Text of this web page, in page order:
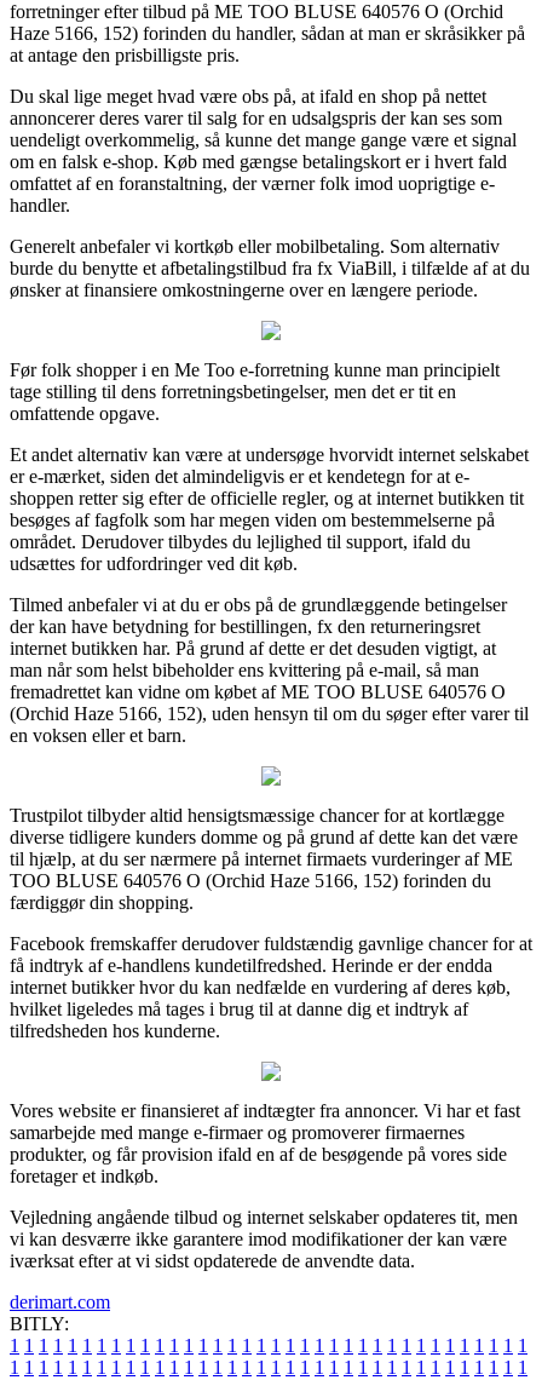
forretninger efter tilbud på ME TOO BLUSE 640576 O (Orchid
Haze 5166, 152) forinden du handler, sådan at man er skråsikker på
at antage den prisbilligste pris.
Du skal lige meget hvad være obs på, at ifald en shop på nettet
annoncerer deres varer til salg for en udsalgspris der kan ses som
uendeligt overkommelig, så kunne det mange gange være et signal
om en falsk e-shop. Køb med gængse betalingskort er i hvert fald
omfattet af en foranstaltning, der værner folk imod uoprigtige e-
handler.
Generelt anbefaler vi kortkøb eller mobilbetaling. Som alternativ
burde du benytte et afbetalingstilbud fra fx ViaBill, i tilfælde af at du
ønsker at finansiere omkostningerne over en længere periode.
Før folk shopper i en Me Too e-forretning kunne man principielt
tage stilling til dens forretningsbetingelser, men det er tit en
omfattende opgave.
Et andet alternativ kan være at undersøge hvorvidt internet selskabet
er e-mærket, siden det almindeligvis er et kendetegn for at e-
shoppen retter sig efter de officielle regler, og at internet butikken tit
besøges af fagfolk som har megen viden om bestemmelserne på
området. Derudover tilbydes du lejlighed til support, ifald du
udsættes for udfordringer ved dit køb.
Tilmed anbefaler vi at du er obs på de grundlæggende betingelser
der kan have betydning for bestillingen, fx den returneringsret
internet butikken har. På grund af dette er det desuden vigtigt, at
man når som helst bibeholder ens kvittering på e-mail, så man
fremadrettet kan vidne om købet af ME TOO BLUSE 640576 O
(Orchid Haze 5166, 152), uden hensyn til om du søger efter varer til
en voksen eller et barn.
Trustpilot tilbyder altid hensigtsmæssige chancer for at kortlægge
diverse tidligere kunders domme og på grund af dette kan det være
til hjælp, at du ser nærmere på internet firmaets vurderinger af ME
TOO BLUSE 640576 O (Orchid Haze 5166, 152) forinden du
færdiggør din shopping.
Facebook fremskaffer derudover fuldstændig gavnlige chancer for at
få indtryk af e-handlens kundetilfredshed. Herinde er der endda
internet butikker hvor du kan nedfælde en vurdering af deres køb,
hvilket ligeledes må tages i brug til at danne dig et indtryk af
tilfredsheden hos kunderne.
Vores website er finansieret af indtægter fra annoncer. Vi har et fast
samarbejde med mange e-firmaer og promoverer firmaernes
produkter, og får provision ifald en af de besøgende på vores side
foretager et indkøb.
Vejledning angående tilbud og internet selskaber opdateres tit, men
vi kan desværre ikke garantere imod modifikationer der kan være
iværksat efter at vi sidst opdaterede de anvendte data.
derimart.com
BITLY:
1 1 1 1 1 1 1 1 1 1 1 1 1 1 1 1 1 1 1 1 1 1 1 1 1 1 1 1 1 1 1 1 1 1 1 1
1 1 1 1 1 1 1 1 1 1 1 1 1 1 1 1 1 1 1 1 1 1 1 1 1 1 1 1 1 1 1 1 1 1 1 1